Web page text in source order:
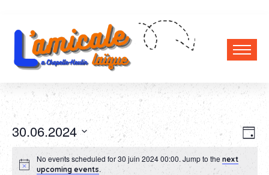
Day
30.06.2024
Select
date.
No events scheduled for 30 juin 2024 00:00. Jump to thenext
upcoming events.